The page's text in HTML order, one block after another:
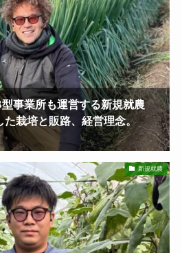
事業所も運営する新規就農
た栽培と販路、経営理念。
新規就農